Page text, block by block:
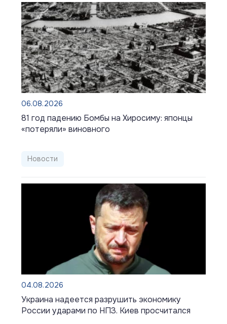
06.08.2026
81 год падению Бомбы на Хиросиму: японцы
«потеряли» виновного
Новости
04.08.2026
Украина надеется разрушить экономику
России ударами по НПЗ. Киев просчитался